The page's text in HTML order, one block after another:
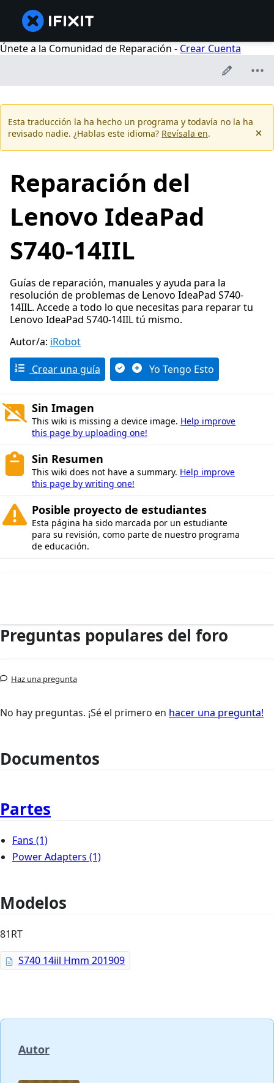
Únete a la Comunidad de Reparación - Crear Cuenta
Esta traducción la ha hecho un programa y todavía no la ha
revisado nadie. ¿Hablas este idioma? Revísala en.
Reparación del
Lenovo IdeaPad
S740-14IIL
Guías de reparación, manuales y ayuda para la
resolución de problemas de Lenovo IdeaPad S740-
14IIL. Accede a todo lo que necesitas para reparar tu
Lenovo IdeaPad S740-14IIL tú mismo.
Autor/a: iRobot
Crear una guía Yo Tengo Esto
Sin Imagen
This wiki is missing a device image. Help improve
this page by uploading one!
Sin Resumen
This wiki does not have a summary. Help improve
this page by writing one!
Posible proyecto de estudiantes
Esta página ha sido marcada por un estudiante
para su revisión, como parte de nuestro programa
de educación.
Preguntas populares del foro
Haz una pregunta
No hay preguntas. ¡Sé el primero en hacer una pregunta!
Documentos
Partes
Fans (1)
Power Adapters (1)
Modelos
81RT
S740 14iil Hmm 201909
Autor